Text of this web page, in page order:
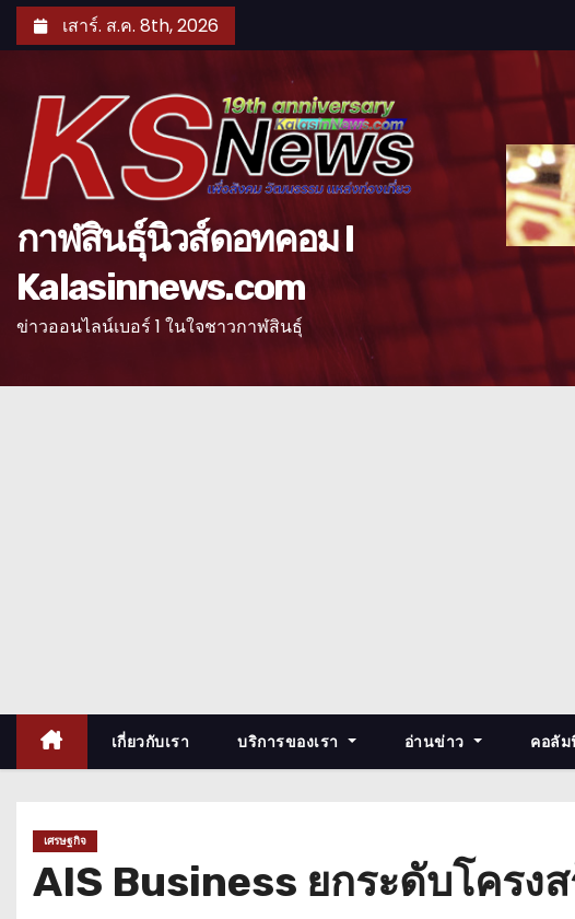
k
t
เสาร์. ส.ค. 8th, 2026
กาฬสินธุ์นิวส์ดอทคอม l
Kalasinnews.com
ข่าวออนไลน์เบอร์ 1 ในใจชาวกาฬสินธุ์
เกี่ยวกับเรา บริการของเรา อ่านข่าว คอลั
เศรษฐกิจ
AIS Business ยกระดับโครง